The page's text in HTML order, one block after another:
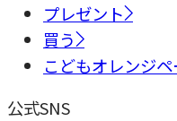
プレゼント
買う
こどもオレンジペ
公式SNS